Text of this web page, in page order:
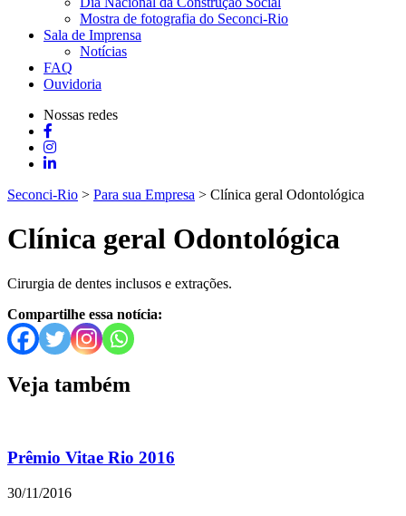
Mostra de fotografia do Seconci-Rio
Sala de Imprensa
Notícias
FAQ
Ouvidoria
Nossas redes
Seconci-Rio > Para sua Empresa > Clínica geral Odontológica
Clínica geral Odontológica
Cirurgia de dentes inclusos e extrações.
Compartilhe essa notícia:
Veja também
Prêmio Vitae Rio 2016
30/11/2016